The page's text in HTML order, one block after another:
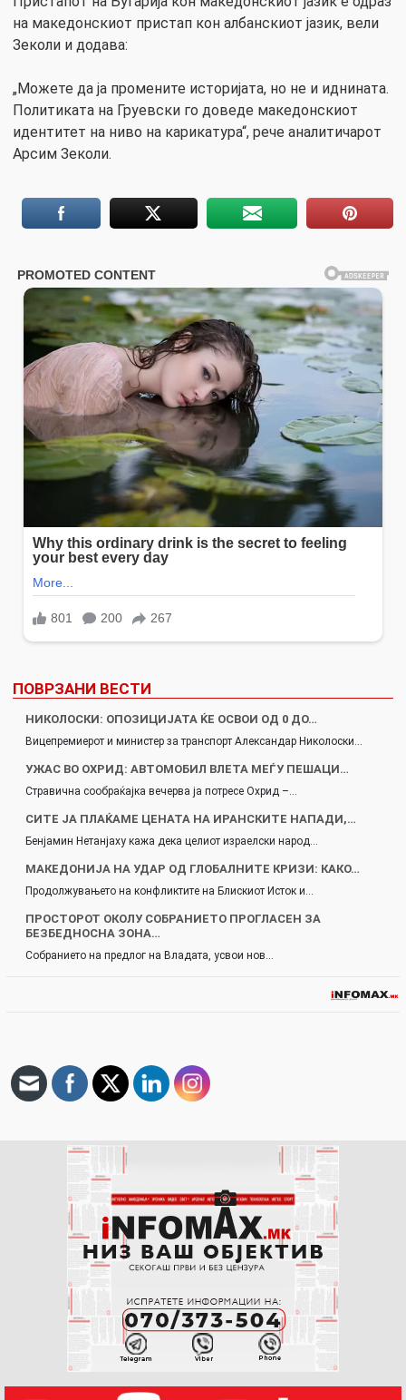
на македонскиот пристап кон албанскиот јазик, вели
Зеколи и додава:
„Можете да ја промените историјата, но не и иднината.
Политиката на Груевски го доведе македонскиот
идентитет на ниво на карикатура“, рече аналитичарот
Арсим Зеколи.
ПОВРЗАНИ ВЕСТИ
НИКОЛОСКИ: ОПОЗИЦИЈАТА ЌЕ ОСВОИ ОД 0 ДО…
Вицепремиерот и министер за транспорт Александар Николоски…
УЖАС ВО ОХРИД: АВТОМОБИЛ ВЛЕТА МЕЃУ ПЕШАЦИ…
Стравична сообраќајка вечерва ја потресе Охрид –…
СИТЕ ЈА ПЛАЌАМЕ ЦЕНАТА НА ИРАНСКИТЕ НАПАДИ,…
Бенјамин Нетанјаху кажа дека целиот израелски народ…
МАКЕДОНИЈА НА УДАР ОД ГЛОБАЛНИТЕ КРИЗИ: КАКО…
Продолжувањето на конфликтите на Блискиот Исток и…
ПРОСТОРОТ ОКОЛУ СОБРАНИЕТО ПРОГЛАСЕН ЗА
БЕЗБЕДНОСНА ЗОНА…
Собранието на предлог на Владата, усвои нов…